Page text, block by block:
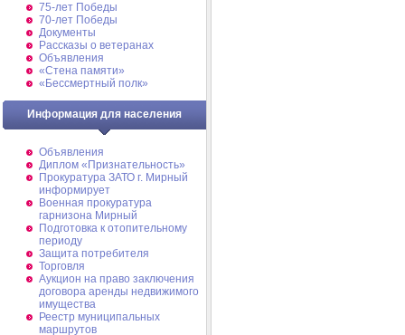
75-лет Победы
70-лет Победы
Документы
Рассказы о ветеранах
Объявления
«Стена памяти»
«Бессмертный полк»
Информация для населения
Объявления
Диплом «Признательность»
Прокуратура ЗАТО г. Мирный
информирует
Военная прокуратура
гарнизона Мирный
Подготовка к отопительному
периоду
Защита потребителя
Торговля
Аукцион на право заключения
договора аренды недвижимого
имущества
Реестр муниципальных
маршрутов